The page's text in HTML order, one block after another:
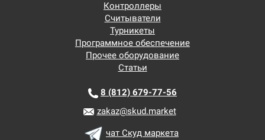
Контроллеры
Считыватели
Турникеты
Программное обеспечение
Прочее оборудование
Статьи
8 (812) 679-77-56
zakaz@skud.market
чат Скуд маркета